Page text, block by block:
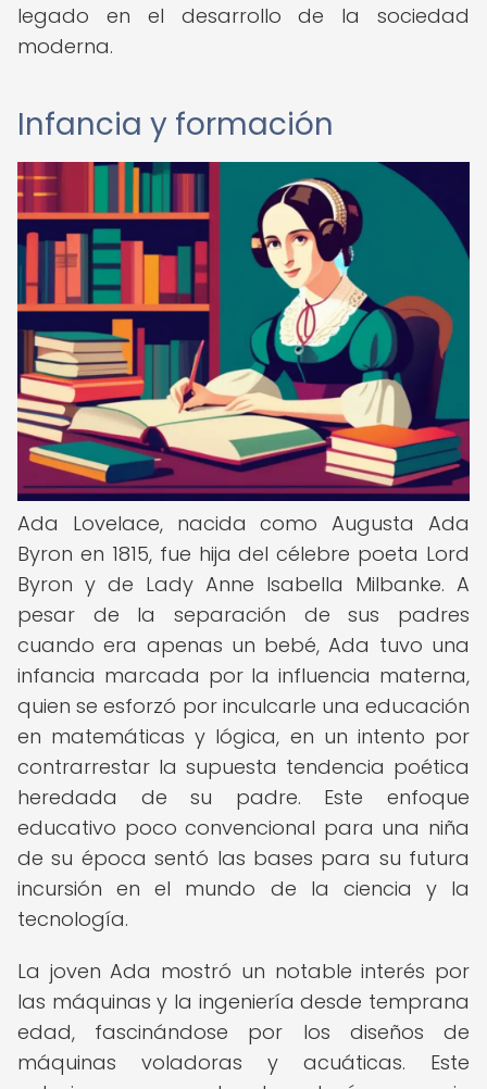
legado en el desarrollo de la sociedad
moderna.
Infancia y formación
Ada Lovelace, nacida como Augusta Ada
Byron en 1815, fue hija del célebre poeta Lord
Byron y de Lady Anne Isabella Milbanke. A
pesar de la separación de sus padres
cuando era apenas un bebé, Ada tuvo una
infancia marcada por la influencia materna,
quien se esforzó por inculcarle una educación
en matemáticas y lógica, en un intento por
contrarrestar la supuesta tendencia poética
heredada de su padre. Este enfoque
educativo poco convencional para una niña
de su época sentó las bases para su futura
incursión en el mundo de la ciencia y la
tecnología.
La joven Ada mostró un notable interés por
las máquinas y la ingeniería desde temprana
edad, fascinándose por los diseños de
máquinas voladoras y acuáticas. Este